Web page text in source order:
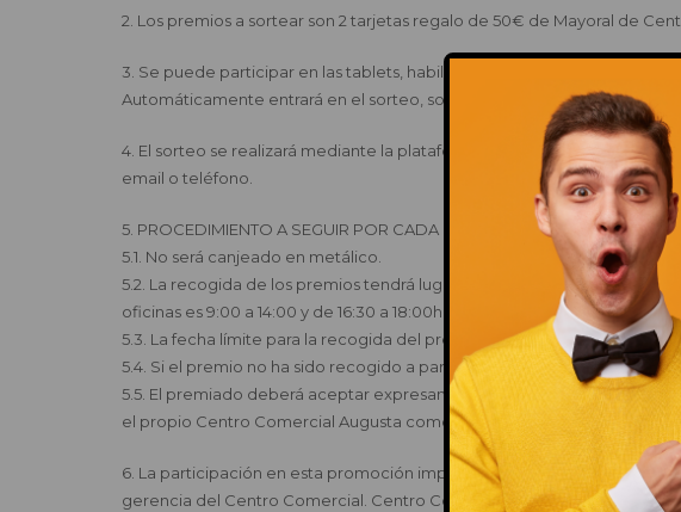
2. Los premios a sortear son 2 tarjetas regalo de 50€ de Mayoral de
3. Se puede participar en las tablets, habilitadas en Centro Comercial
Automáticamente entrará en el sorteo, solo se puede participar una
4. El sorteo se realizará mediante la plataforma Easypromos el 31 de
email o teléfono.
5. PROCEDIMIENTO A SEGUIR POR CADA GANADOR/A DE LOS
5.1. No será canjeado en metálico.
5.2. La recogida de los premios tendrá lugar en las oficinas de
oficinas es 9:00 a 14:00 y de 16:30 a 18:00h (Teléfono 976759650).
5.3. La fecha límite para la recogida del premio es el 11 de febrero de
5.4. Si el premio no ha sido recogido a partir de ese día, quedará
5.5. El premiado deberá aceptar expresamente ceder el derecho a
el propio Centro Comercial Augusta como testimonio de la promoción.
6. La participación en esta promoción implica la aceptación de estas
gerencia del Centro Comercial. Centro Comercial Augusta se reserva